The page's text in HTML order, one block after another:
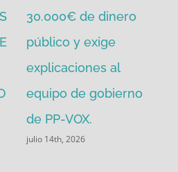
30.000€ de dinero
público y exige
explicaciones al
equipo de gobierno
de PP-VOX.
julio 14th, 2026